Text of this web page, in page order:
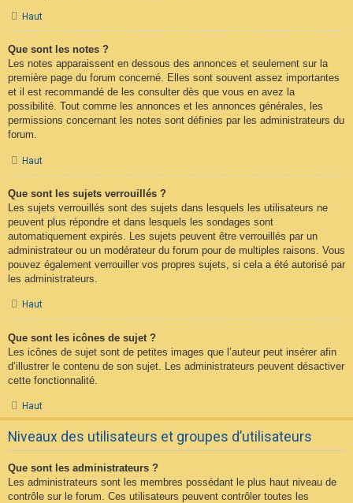
Haut
Que sont les notes ?
Les notes apparaissent en dessous des annonces et seulement sur la
première page du forum concerné. Elles sont souvent assez importantes
et il est recommandé de les consulter dès que vous en avez la
possibilité. Tout comme les annonces et les annonces générales, les
permissions concernant les notes sont définies par les administrateurs du
forum.
Haut
Que sont les sujets verrouillés ?
Les sujets verrouillés sont des sujets dans lesquels les utilisateurs ne
peuvent plus répondre et dans lesquels les sondages sont
automatiquement expirés. Les sujets peuvent être verrouillés par un
administrateur ou un modérateur du forum pour de multiples raisons. Vous
pouvez également verrouiller vos propres sujets, si cela a été autorisé par
les administrateurs.
Haut
Que sont les icônes de sujet ?
Les icônes de sujet sont de petites images que l’auteur peut insérer afin
d’illustrer le contenu de son sujet. Les administrateurs peuvent désactiver
cette fonctionnalité.
Haut
Niveaux des utilisateurs et groupes d’utilisateurs
Que sont les administrateurs ?
Les administrateurs sont les membres possédant le plus haut niveau de
contrôle sur le forum. Ces utilisateurs peuvent contrôler toutes les